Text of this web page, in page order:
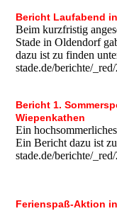
Bericht Laufabend
Beim kurzfristig
Stade in Oldendorf
dazu ist zu finden
stade.de/berichte/
Bericht 1.
Wiepenkathen
Ein
Ein Bericht dazu ist
stade.de/berichte/
Ferienspaß-Aktion